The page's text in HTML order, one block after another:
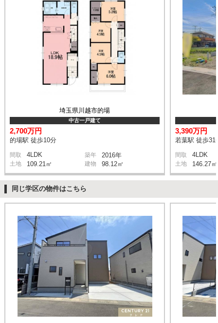
埼玉県川越市的場
中古一戸建て
2,700万円
的場駅 徒歩10分
間取 4LDK 築年 2016年
土地 109.21㎡ 建物 98.12㎡
3,390万円
若葉駅 徒歩31
間取 4LDK
土地 146.27㎡
同じ学区の物件はこちら